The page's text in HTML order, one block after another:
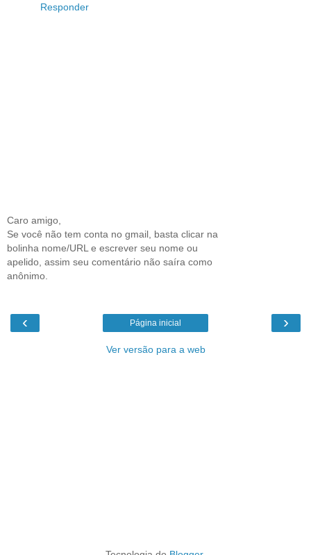
Responder
Caro amigo,
Se você não tem conta no gmail, basta clicar na
bolinha nome/URL e escrever seu nome ou
apelido, assim seu comentário não saíra como
anônimo.
‹ ›
Página inicial
Ver versão para a web